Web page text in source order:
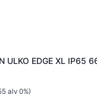
ULKO EDGE XL IP65
alv 0%)